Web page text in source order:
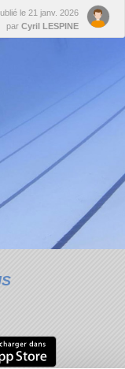
le 21 janv. 2026
par Cyril LESPINE